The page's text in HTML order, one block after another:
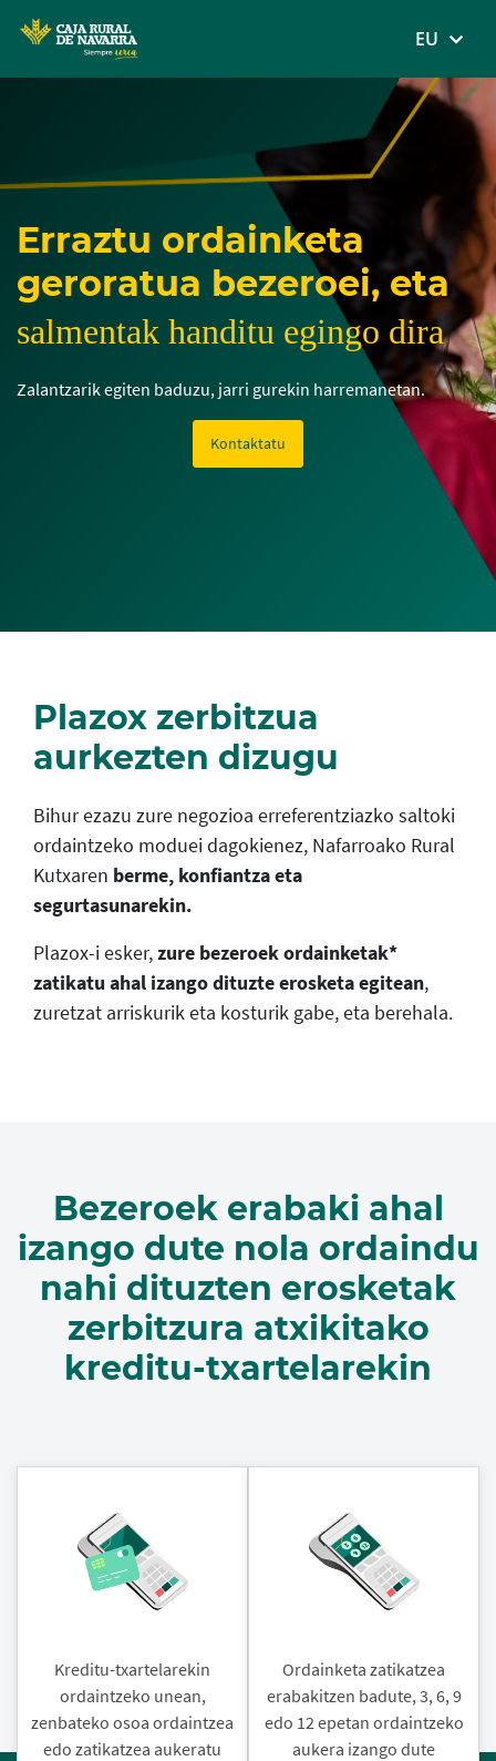
main
contentt
EU
Erraztu ordainketa
geroratua bezeroei, eta
salmentak handitu egingo dira
Zalantzarik egiten baduzu, jarri gurekin harremanetan.
Kontaktatu
Plazox zerbitzua
aurkezten dizugu
Bihur ezazu zure negozioa erreferentziazko saltoki
ordaintzeko moduei dagokienez, Nafarroako Rural
Kutxaren berme, konfiantza eta
segurtasunarekin.
Plazox-i esker,zure bezeroek ordainketak*
zatikatu ahal izango dituzte erosketa egitean,
zuretzat arriskurik eta kosturik gabe, eta berehala.
Bezeroek erabaki ahal
izango dute nola ordaindu
nahi dituzten erosketak
zerbitzura atxikitako
kreditu-txartelarekin
Kreditu-txartelarekin
ordaintzeko unean,
zenbateko osoa ordaintzea
edo zatikatzea aukeratu
Ordainketa zatikatzea
erabakitzen badute, 3, 6, 9
edo 12 epetan ordaintzeko
aukera izango dute